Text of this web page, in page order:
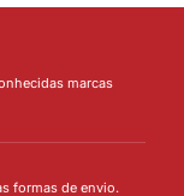
marcas
formas de envio.